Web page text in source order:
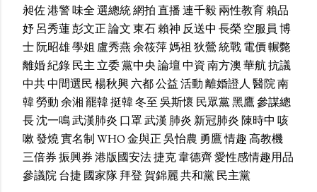
昶佐港警味全選總統網拍直播連千毅兩性教育賴品
妤呂秀蓮彭文正論文東石賴神 反送中 長榮空服員 博
士阮昭雄學姐 盧秀燕余筱萍媽祖 狄鶯統戰電價輾斃
離婚紀錄民主 立委黨中央論壇中資南方澳華航抗議
中共中間選民楊秋興六都公益活動離婚證人 醫院南
韓勞動余湘罷韓挺韓冬至吳斯懷 民眾黨黑鷹參謀總
長沈一鳴武漢肺炎 口罩武漢 肺炎 新冠肺炎陳時中 咳
嗽發燒實名制WHO金與正吳怡農 勇鷹情趣高教機
三倍券振興券港版國安法捷克韋德齊愛性感情趣用品
參議院台捷 國家隊拜登賀錦麗共和黨民主黨